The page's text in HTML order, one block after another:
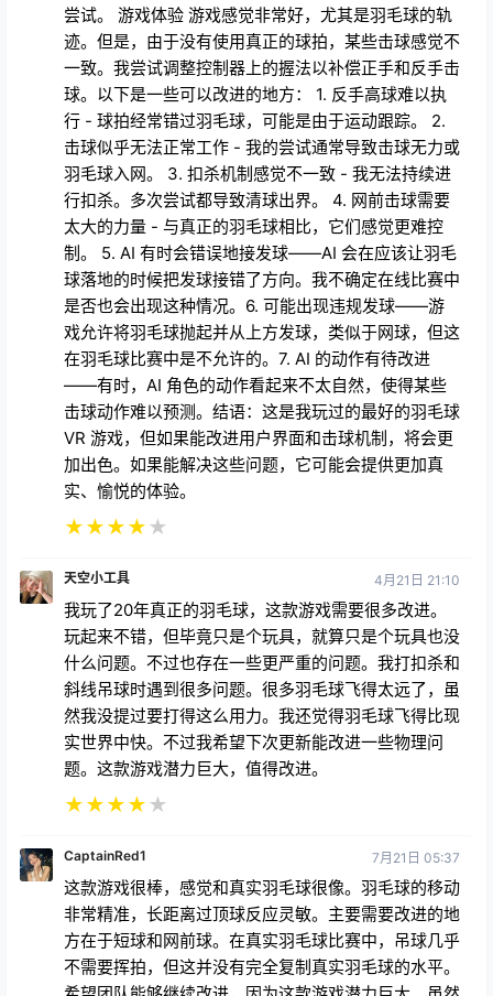
尝试。 游戏体验 游戏感觉非常好，尤其是羽毛球的轨
迹。但是，由于没有使用真正的球拍，某些击球感觉不
一致。我尝试调整控制器上的握法以补偿正手和反手击
球。以下是一些可以改进的地方： 1. 反手高球难以执
行 - 球拍经常错过羽毛球，可能是由于运动跟踪。 2.
击球似乎无法正常工作 - 我的尝试通常导致击球无力或
羽毛球入网。 3. 扣杀机制感觉不一致 - 我无法持续进
行扣杀。多次尝试都导致清球出界。 4. 网前击球需要
太大的力量 - 与真正的羽毛球相比，它们感觉更难控
制。 5. AI 有时会错误地接发球——AI 会在应该让羽毛
球落地的时候把发球接错了方向。我不确定在线比赛中
是否也会出现这种情况。6. 可能出现违规发球——游
戏允许将羽毛球抛起并从上方发球，类似于网球，但这
在羽毛球比赛中是不允许的。7. AI 的动作有待改进
——有时，AI 角色的动作看起来不太自然，使得某些
击球动作难以预测。结语：这是我玩过的最好的羽毛球
VR 游戏，但如果能改进用户界面和击球机制，将会更
加出色。如果能解决这些问题，它可能会提供更加真
实、愉悦的体验。
★★★★★
天空小工具 4月21日 21:10
我玩了20年真正的羽毛球，这款游戏需要很多改进。
玩起来不错，但毕竟只是个玩具，就算只是个玩具也没
什么问题。不过也存在一些更严重的问题。我打扣杀和
斜线吊球时遇到很多问题。很多羽毛球飞得太远了，虽
然我没提过要打得这么用力。我还觉得羽毛球飞得比现
实世界中快。不过我希望下次更新能改进一些物理问
题。这款游戏潜力巨大，值得改进。
★★★★★
CaptainRed1 7月21日 05:37
这款游戏很棒，感觉和真实羽毛球很像。羽毛球的移动
非常精准，长距离过顶球反应灵敏。主要需要改进的地
方在于短球和网前球。在真实羽毛球比赛中，吊球几乎
不需要挥拍，但这并没有完全复制真实羽毛球的水平。